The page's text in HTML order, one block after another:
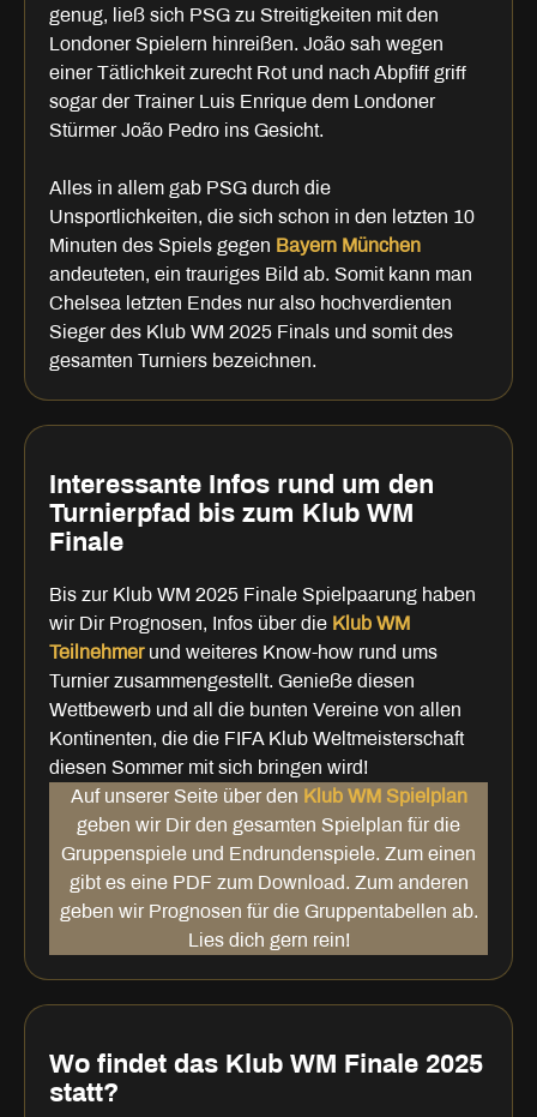
genug, ließ sich PSG zu Streitigkeiten mit den
Londoner Spielern hinreißen. João sah wegen
einer Tätlichkeit zurecht Rot und nach Abpfiff griff
sogar der Trainer Luis Enrique dem Londoner
Stürmer João Pedro ins Gesicht.
Alles in allem gab PSG durch die
Unsportlichkeiten, die sich schon in den letzten 10
Minuten des Spiels gegen Bayern München
andeuteten, ein trauriges Bild ab. Somit kann man
Chelsea letzten Endes nur also hochverdienten
Sieger des Klub WM 2025 Finals und somit des
gesamten Turniers bezeichnen.
Interessante Infos rund um den
Turnierpfad bis zum Klub WM
Finale
Bis zur Klub WM 2025 Finale Spielpaarung haben
wir Dir Prognosen, Infos über die Klub WM
Teilnehmerund weiteres Know-how rund ums
Turnier zusammengestellt. Genieße diesen
Wettbewerb und all die bunten Vereine von allen
Kontinenten, die die FIFA Klub Weltmeisterschaft
diesen Sommer mit sich bringen wird!
Auf unserer Seite über den Klub WM Spielplan
geben wir Dir den gesamten Spielplan für die
Gruppenspiele und Endrundenspiele. Zum einen
gibt es eine PDF zum Download. Zum anderen
geben wir Prognosen für die Gruppentabellen ab.
Lies dich gern rein!
Wo findet das Klub WM Finale 2025
statt?